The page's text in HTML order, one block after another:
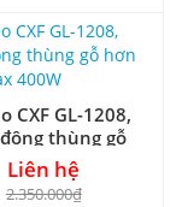
CXF GL-1208,
thùng gỗ
max 400W
Liên hệ
2.350.000₫